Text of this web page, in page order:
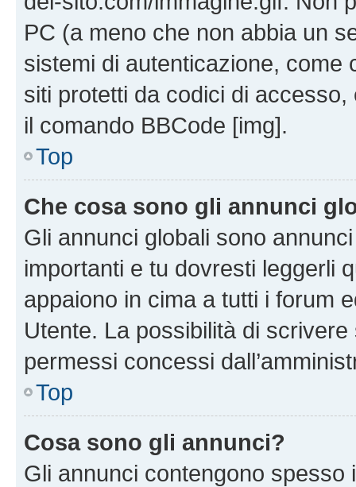
PC (a meno che non abbia un
sistemi di autenticazione, come
siti protetti da codici di
il comando BBCode [img].
Top
Che cosa sono gli annunci
Gli annunci globali sono
importanti e tu dovresti leggerli
appaiono in cima a tutti i forum
Utente. La possibilità di
permessi concessi
Top
Cosa sono gli annunci?
Gli annunci contengono